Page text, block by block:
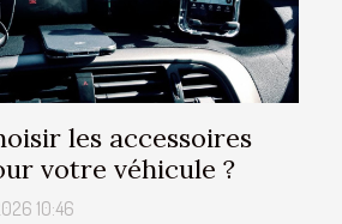
les accessoires
votre véhicule ?
10:46